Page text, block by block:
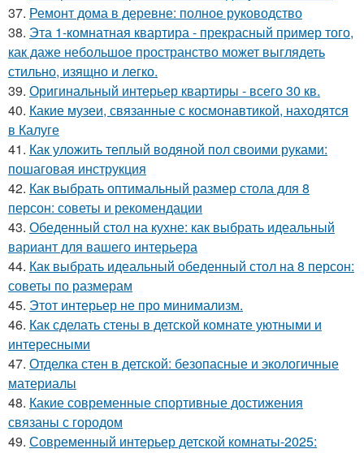
37. Ремонт дома в деревне: полное руководство
38. Эта 1-комнатная квартира - прекрасный пример того,
как даже небольшое пространство может выглядеть
стильно, изящно и легко.
39. Оригинальный интерьер квартиры - всего 30 кв.
40. Какие музеи, связанные с космонавтикой, находятся
в Калуге
41. Как уложить теплый водяной пол своими руками:
пошаговая инструкция
42. Как выбрать оптимальный размер стола для 8
персон: советы и рекомендации
43. Обеденный стол на кухне: как выбрать идеальный
вариант для вашего интерьера
44. Как выбрать идеальный обеденный стол на 8 персон:
советы по размерам
45. Этот интерьер не про минимализм.
46. Как сделать стены в детской комнате уютными и
интересными
47. Отделка стен в детской: безопасные и экологичные
материалы
48. Какие современные спортивные достижения
связаны с городом
49. Современный интерьер детской комнаты-2025: